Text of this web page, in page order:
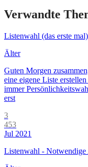
Verwandte
Listenwahl (das erste mal)
Älter
Guten Morgen
eine eigene Liste
immer
erst
3
453
Jul 2021
Listenwahl -